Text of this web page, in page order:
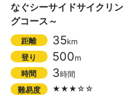
なぐシーサイドサイクリン
グコース～
距離 35km
登り
500m
時間
3時間
難易度
★★★☆☆